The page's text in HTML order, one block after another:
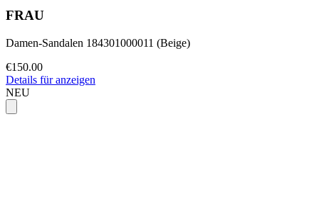
FRAU
Damen-Sandalen 184301000011 (Beige)
€150.00
Details für anzeigen
NEU